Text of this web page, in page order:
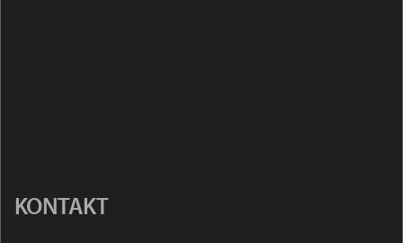
KONTAKT